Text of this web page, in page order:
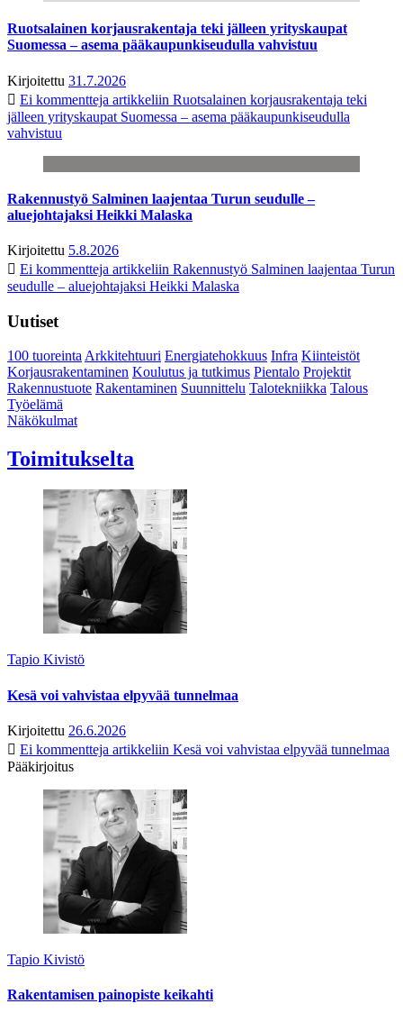
Ruotsalainen korjausrakentaja teki jälleen yrityskaupat
Suomessa – asema pääkaupunkiseudulla vahvistuu
Kirjoitettu 31.7.2026
Ei kommentteja artikkeliin Ruotsalainen korjausrakentaja teki
jälleen yrityskaupat Suomessa – asema pääkaupunkiseudulla
vahvistuu
Rakennustyö Salminen laajentaa Turun seudulle –
aluejohtajaksi Heikki Malaska
Kirjoitettu 5.8.2026
Ei kommentteja artikkeliin Rakennustyö Salminen laajentaa Turun
seudulle – aluejohtajaksi Heikki Malaska
Uutiset
100 tuoreintaArkkitehtuuri Energiatehokkuus Infra Kiinteistöt
Korjausrakentaminen Koulutus ja tutkimus Pientalo Projektit
Rakennustuote Rakentaminen Suunnittelu Talotekniikka Talous
Työelämä
Näkökulmat
Toimitukselta
Tapio Kivistö
Kesä voi vahvistaa elpyvää tunnelmaa
Kirjoitettu 26.6.2026
Ei kommentteja artikkeliin Kesä voi vahvistaa elpyvää tunnelmaa
Pääkirjoitus
Tapio Kivistö
Rakentamisen painopiste keikahti